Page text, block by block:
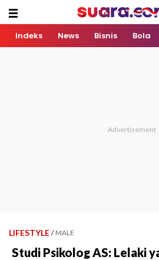
Indeks News Bisnis Bola
LIFESTYLE / MALE
Studi Psikolog AS: Lelaki